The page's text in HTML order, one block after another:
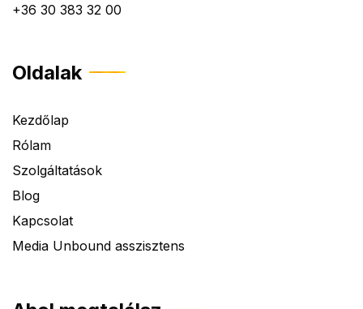
+36 30 383 32 00
Oldalak
Kezdőlap
Rólam
Szolgáltatások
Blog
Kapcsolat
Media Unbound asszisztens